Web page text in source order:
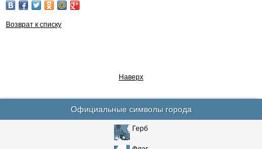
Возврат к списку
Наверх
Официальные символы города
Герб